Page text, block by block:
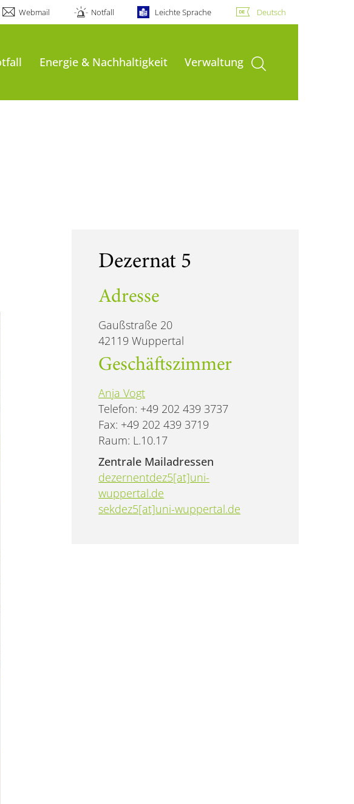
Webmail Notfall Leichte Sprache Deutsch
Energie & Nachhaltigkeit Verwaltung Suche öffnen
Dezernat 5
Adresse
Gaußstraße 20
42119 Wuppertal
Geschäftszimmer
Anja Vogt
Telefon: +49 202 439 3737
Fax: +49 202 439 3719
Raum: L.10.17
Zentrale Mailadressen
dezernentdez5[at]uni-
wuppertal.de
sekdez5[at]uni-wuppertal.de